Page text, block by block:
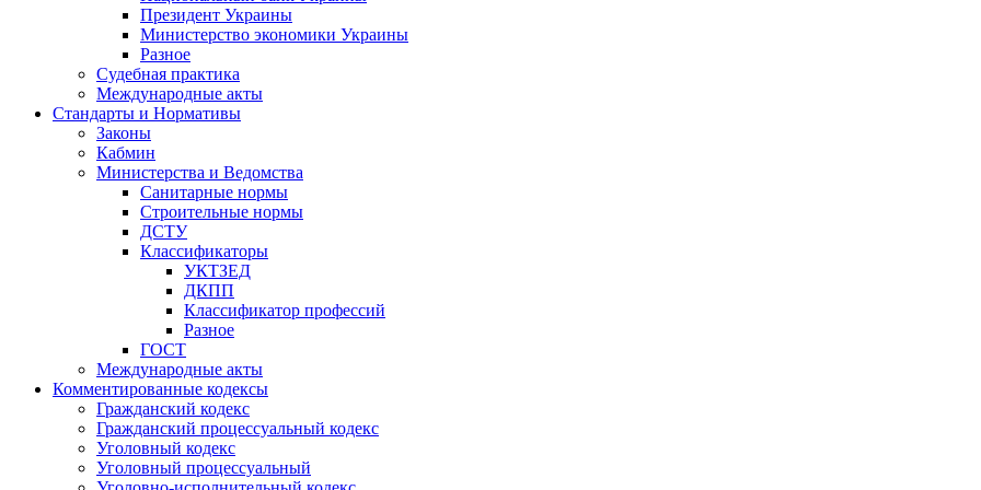
Президент Украины
Министерство экономики Украины
Разное
Судебная практика
Международные акты
Стандарты и Нормативы
Законы
Кабмин
Министерства и Ведомства
Санитарные нормы
Строительные нормы
ДСТУ
Классификаторы
УКТЗЕД
ДКПП
Классификатор профессий
Разное
ГОСТ
Международные акты
Комментированные кодексы
Гражданский кодекс
Гражданский процессуальный кодекс
Уголовный кодекс
Уголовный процессуальный